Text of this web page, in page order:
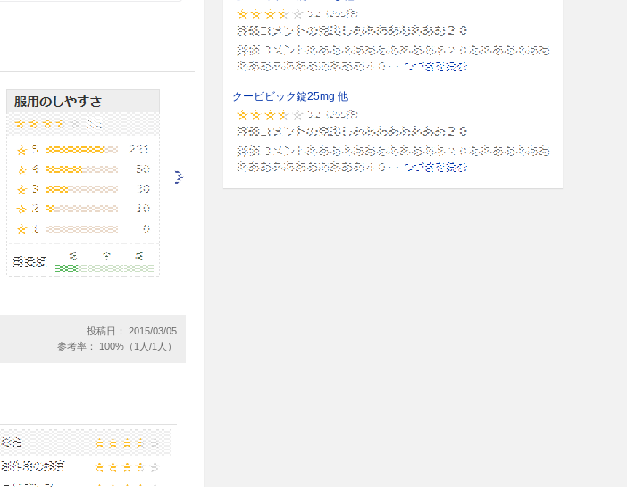
要に応じ4〜6時間毎に
の運転等危険を伴う
与しないこと。
皮下に薬液が漏出し、
投稿日： 2015/03/05
参考率： 100%（1人/1人）
クービビック錠25mg 他